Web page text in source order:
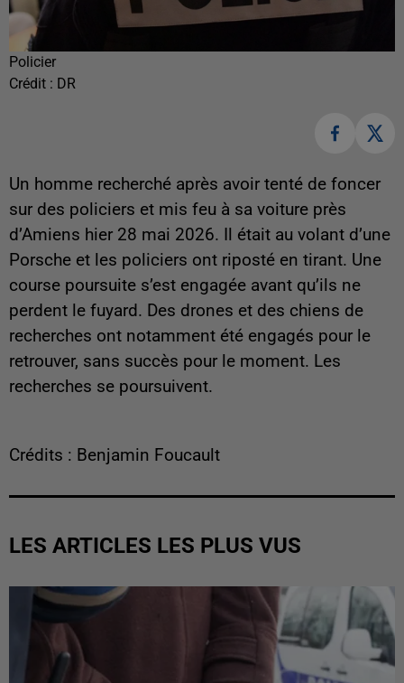
Policier
Crédit : DR
Un homme recherché après avoir tenté de foncer
sur des policiers et mis feu à sa voiture près
d’Amiens hier 28 mai 2026. Il était au volant d’une
Porsche et les policiers ont riposté en tirant. Une
course poursuite s’est engagée avant qu’ils ne
perdent le fuyard. Des drones et des chiens de
recherches ont notamment été engagés pour le
retrouver, sans succès pour le moment. Les
recherches se poursuivent.
Crédits : Benjamin Foucault
LES ARTICLES LES PLUS VUS